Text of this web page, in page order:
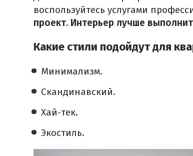
воспользуйтесь услугами
проект. Интерьер лучше
Какие стили подойдут для
Минимализм.
Скандинавский.
Хай-тек.
Экостиль.